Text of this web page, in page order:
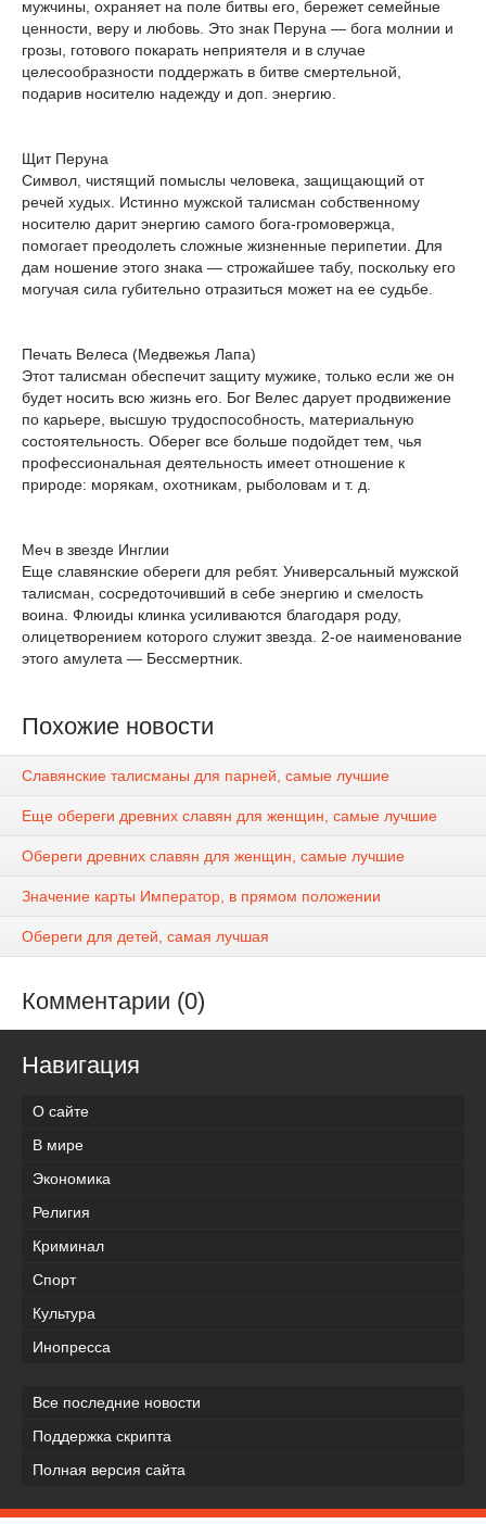
мужчины, охраняет на поле битвы его, бережет семейные
ценности, веру и любовь. Это знак Перуна — бога молнии и
грозы, готового покарать неприятеля и в случае
целесообразности поддержать в битве смертельной,
подарив носителю надежду и доп. энергию.
Щит Перуна
Символ, чистящий помыслы человека, защищающий от
речей худых. Истинно мужской талисман собственному
носителю дарит энергию самого бога-громовержца,
помогает преодолеть сложные жизненные перипетии. Для
дам ношение этого знака — строжайшее табу, поскольку его
могучая сила губительно отразиться может на ее судьбе.
Печать Велеса (Медвежья Лапа)
Этот талисман обеспечит защиту мужике, только если же он
будет носить всю жизнь его. Бог Велес дарует продвижение
по карьере, высшую трудоспособность, материальную
состоятельность. Оберег все больше подойдет тем, чья
профессиональная деятельность имеет отношение к
природе: морякам, охотникам, рыболовам и т. д.
Меч в звезде Инглии
Еще славянские обереги для ребят. Универсальный мужской
талисман, сосредоточивший в себе энергию и смелость
воина. Флюиды клинка усиливаются благодаря роду,
олицетворением которого служит звезда. 2-ое наименование
этого амулета — Бессмертник.
Похожие новости
Славянские талисманы для парней, самые лучшие
Еще обереги древних славян для женщин, самые лучшие
Обереги древних славян для женщин, самые лучшие
Значение карты Император, в прямом положении
Обереги для детей, самая лучшая
Комментарии (0)
Навигация
О сайте
В мире
Экономика
Религия
Криминал
Спорт
Культура
Инопресса
Все последние новости
Поддержка скрипта
Полная версия сайта